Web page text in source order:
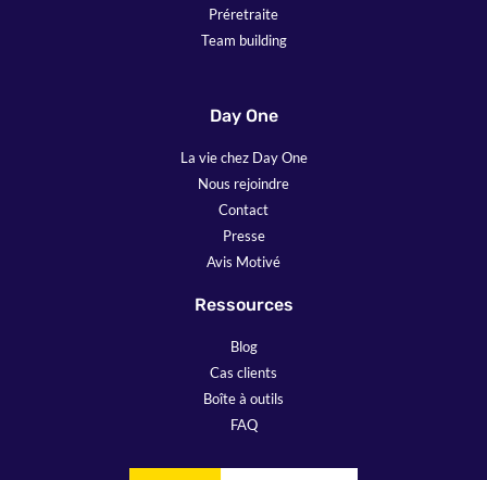
Préretraite
Team building
Day One
La vie chez Day One
Nous rejoindre
Contact
Presse
Avis Motivé
Ressources
Blog
Cas clients
Boîte à outils
FAQ